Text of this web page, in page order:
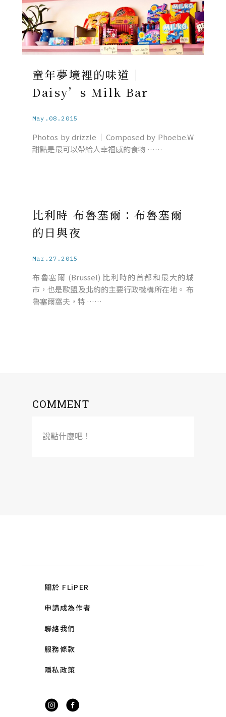
童年夢境裡的味道｜
Daisy’s Milk Bar
May.08.2015
Photos by drizzle｜Composed by Phoebe.W
甜點是最可以帶給人幸福感的食物 ……
比利時 布魯塞爾：布魯塞爾
的日與夜
Mar.27.2015
布魯塞爾 (Brussel) 比利時的首都和最大的城
市，也是歐盟及北約的主要行政機構所在地。 布
魯塞爾窩夫，特 ……
COMMENT
說點什麼吧！
關於 FLiPER
申請成為作者
聯絡我們
服務條款
隱私政策